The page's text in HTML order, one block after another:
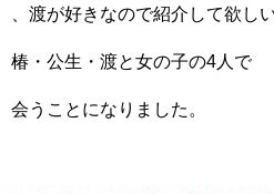
、渡が好きなので紹介して欲し
椿・公生・渡と女の子の4人で
会うことになりました。